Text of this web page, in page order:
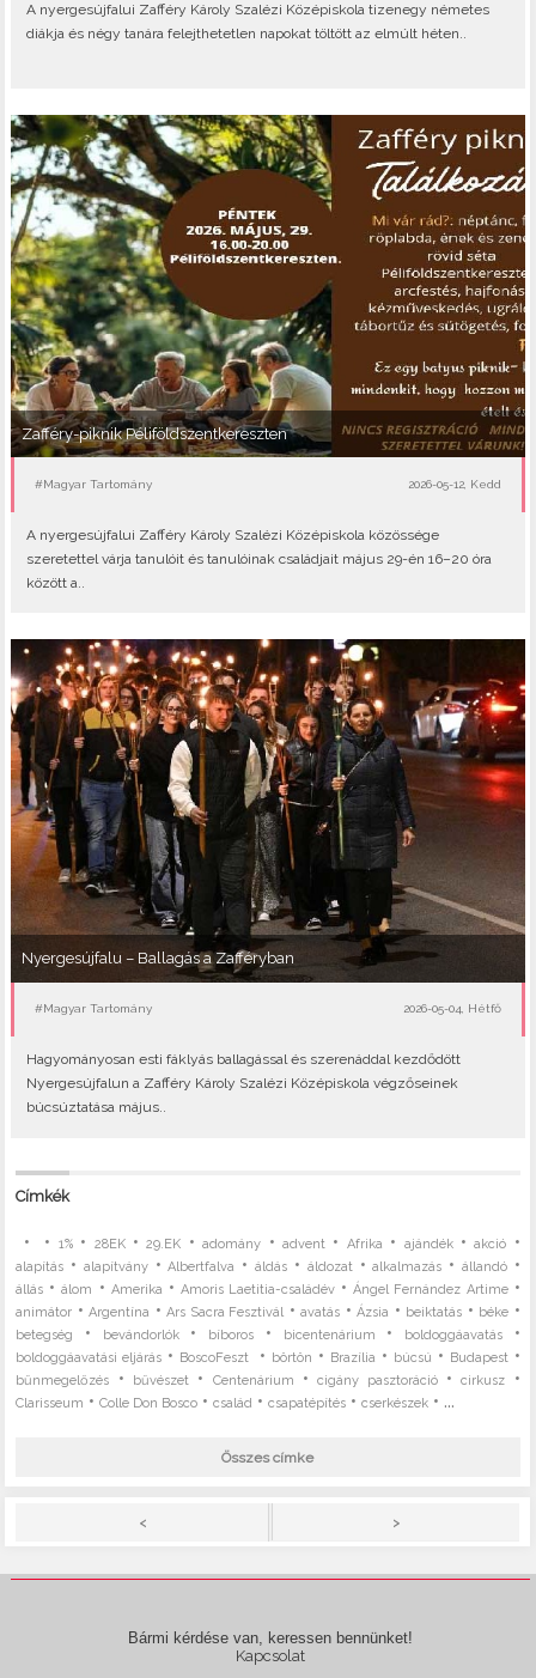
A nyergesújfalui Zafféry Károly Szalézi Középiskola tizenegy németes
diákja és négy tanára felejthetetlen napokat töltött az elmúlt héten..
Zafféry-piknik Péliföldszentkereszten
#Magyar Tartomány 2026-05-12, Kedd
A nyergesújfalui Zafféry Károly Szalézi Középiskola közössége
szeretettel várja tanulóit és tanulóinak családjait május 29-én 16–20 óra
között a..
Nyergesújfalu – Ballagás a Zafféryban
#Magyar Tartomány 2026-05-04, Hétfő
Hagyományosan esti fáklyás ballagással és szerenáddal kezdődött
Nyergesújfalun a Zafféry Károly Szalézi Középiskola végzőseinek
búcsúztatása május..
Címkék
• • 1%• 28EK•29.EK •adomány •advent • Afrika • ajándék•akció •
alapítás • alapítvány•Albertfalva •áldás • áldozat •alkalmazás • állandó•
állás •álom • Amerika • Amoris Laetitia-családév •Ángel Fernández Artime•
animátor •Argentína •Ars Sacra Fesztivál •avatás •Ázsia • beiktatás • béke •
betegség • bevándorlók• bíboros • bicentenárium • boldoggáavatás•
boldoggáavatási eljárás • BoscoFeszt • börtön • Brazília • búcsú • Budapest •
bűnmegelőzés • bűvészet • Centenárium •cigány pasztoráció•cirkusz •
Clarisseum •Colle Don Bosco •család •csapatépítés •cserkészek • ...
Összes címke
< >
Bármi kérdése van, keressen bennünket!
Kapcsolat